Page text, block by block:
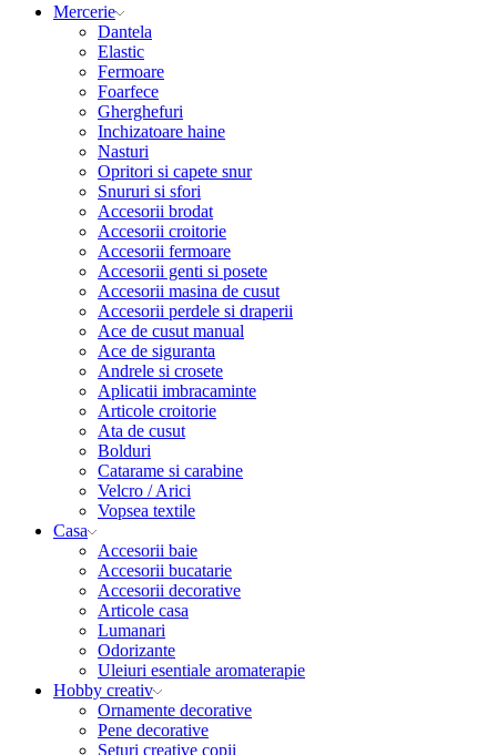
Mercerie
Dantela
Elastic
Fermoare
Foarfece
Gherghefuri
Inchizatoare haine
Nasturi
Opritori si capete snur
Snururi si sfori
Accesorii brodat
Accesorii croitorie
Accesorii fermoare
Accesorii genti si posete
Accesorii masina de cusut
Accesorii perdele si draperii
Ace de cusut manual
Ace de siguranta
Andrele si crosete
Aplicatii imbracaminte
Articole croitorie
Ata de cusut
Bolduri
Catarame si carabine
Velcro / Arici
Vopsea textile
Casa
Accesorii baie
Accesorii bucatarie
Accesorii decorative
Articole casa
Lumanari
Odorizante
Uleiuri esentiale aromaterapie
Hobby creativ
Ornamente decorative
Pene decorative
Seturi creative copii